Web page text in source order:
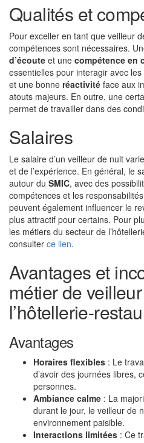
Qualités et
Pour exceller en tant que veilleur
compétences sont nécessaires.
d’écoute et une compétence en
essentielles pour interagir avec
et une bonne réactivité face aux
atouts majeurs. En outre, une
permet de travailler dans des
Salaires
Le salaire d’un veilleur de nuit
et de l’expérience. En général, le
autour du SMIC, avec des
compétences et les
peuvent également influencer le
plus attractif pour certains. Pour
les métiers du secteur de
consulter ce lien.
Avantages et
métier de
l’hôtellerie-
Avantages
Horaires flexibles : Le
d’avoir des journées libres,
personnes.
Ambiance calme : La
durant le jour, le veilleur de
environnement paisible.
Interactions limitées : Ce